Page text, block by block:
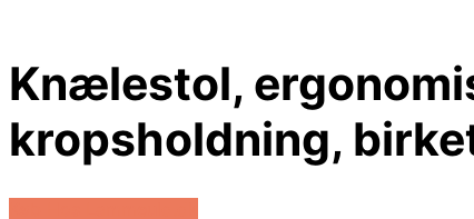
Knælestol,
kropsholdning,